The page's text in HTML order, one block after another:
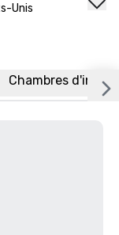
Unis
Chambres